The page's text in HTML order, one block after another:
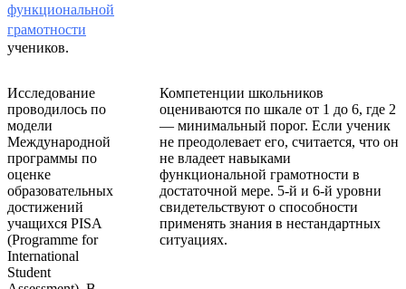
функциональной
грамотности
учеников.
Исследование
проводилось по
модели
Международной
программы по
оценке
образовательных
достижений
учащихся PISA
(Programme for
International
Student
Компетенции школьников
оцениваются по шкале от 1 до 6, где 2
— минимальный порог. Если ученик
не преодолевает его, считается, что он
не владеет навыками
функциональной грамотности в
достаточной мере. 5-й и 6-й уровни
свидетельствуют о способности
применять знания в нестандартных
ситуациях.